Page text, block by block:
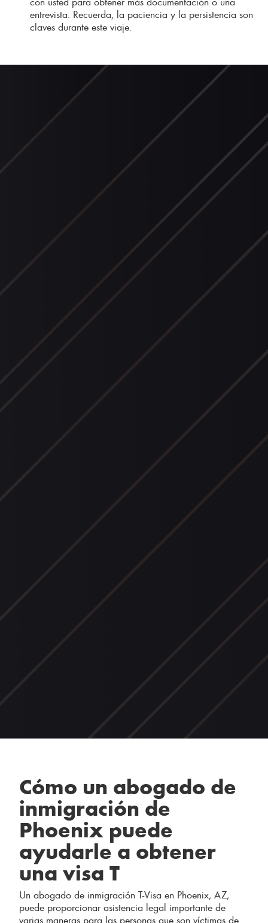
entrevista. Recuerda, la paciencia y la persistencia son
claves durante este viaje.
Cómo un abogado de
inmigración de
Phoenix puede
ayudarle a obtener
una visa T
Un abogado de inmigración T-Visa en Phoenix, AZ,
puede proporcionar asistencia legal importante de
varias maneras para las personas que son víctimas de